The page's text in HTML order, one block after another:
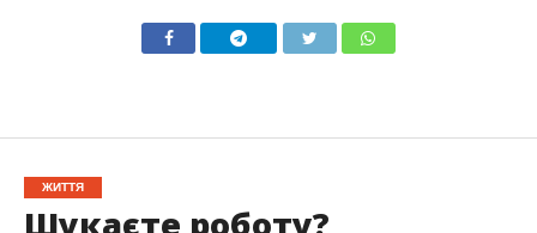
ЖИТТЯ
Шукаєте роботу?